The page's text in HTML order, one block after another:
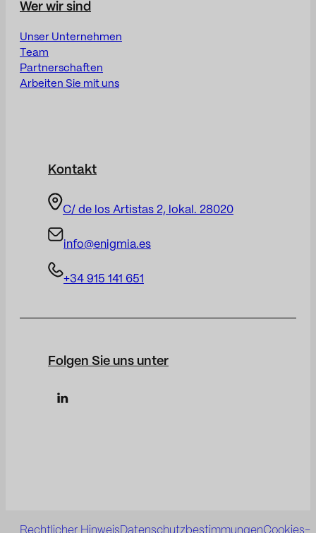
Wer wir sind
Unser Unternehmen
Team
Partnerschaften
Arbeiten Sie mit uns
Kontakt
C/ de los Artistas 2, lokal. 28020
info@enigmia.es
+34 915 141 651
Folgen Sie uns unter
Rechtlicher Hinweis DatenschutzbestimmungenCookies-